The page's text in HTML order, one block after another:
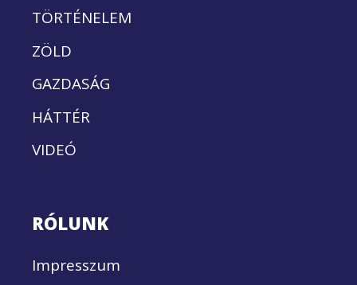
TÖRTÉNELEM
ZÖLD
GAZDASÁG
HÁTTÉR
VIDEÓ
RÓLUNK
Impresszum